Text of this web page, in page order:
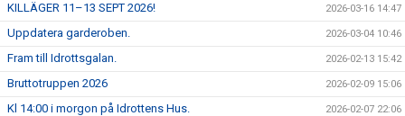
KILLÄGER 11–13 SEPT 2026! 2026-03-16 14:47
Uppdatera garderoben. 2026-03-04 10:46
Fram till Idrottsgalan. 2026-02-13 15:42
Bruttotruppen 2026 2026-02-09 15:06
Kl 14:00 i morgon på Idrottens Hus. 2026-02-07 22:06